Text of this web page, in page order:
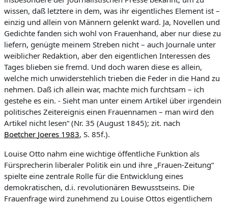
wissen, daß letztere in dem, was ihr eigentliches Element ist –
einzig und allein von Männern gelenkt ward. Ja, Novellen und
Gedichte fanden sich wohl von Frauenhand, aber nur diese zu
liefern, genügte meinem Streben nicht – auch Journale unter
weiblicher Redaktion, aber den eigentlichen Interessen des
Tages blieben sie fremd. Und doch waren diese es allein,
welche mich unwiderstehlich trieben die Feder in die Hand zu
nehmen. Daß ich allein war, machte mich furchtsam – ich
gestehe es ein. - Sieht man unter einem Artikel über irgendein
politisches Zeitereignis einen Frauennamen – man wird den
Artikel nicht lesen“ (Nr. 35 (August 1845); zit. nach
Boetcher Joeres 1983, S. 85f.).
Louise Otto nahm eine wichtige öffentliche Funktion als
Fürsprecherin liberaler Politik ein und ihre „Frauen-Zeitung“
spielte eine zentrale Rolle für die Entwicklung eines
demokratischen, d.i. revolutionären Bewusstseins. Die
Frauenfrage wird zunehmend zu Louise Ottos eigentlichem